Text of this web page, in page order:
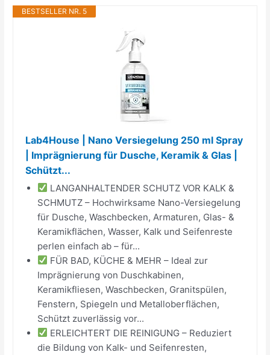
BESTSELLER NR. 5
Lab4House | Nano Versiegelung 250 ml Spray
| Imprägnierung für Dusche, Keramik & Glas |
Schützt...
LANGANHALTENDER SCHUTZ VOR KALK &
SCHMUTZ – Hochwirksame Nano-Versiegelung
für Dusche, Waschbecken, Armaturen, Glas- &
Keramikflächen, Wasser, Kalk und Seifenreste
perlen einfach ab – für...
FÜR BAD, KÜCHE & MEHR – Ideal zur
Imprägnierung von Duschkabinen,
Keramikfliesen, Waschbecken, Granitspülen,
Fenstern, Spiegeln und Metalloberflächen,
Schützt zuverlässig vor...
ERLEICHTERT DIE REINIGUNG – Reduziert
die Bildung von Kalk- und Seifenresten,